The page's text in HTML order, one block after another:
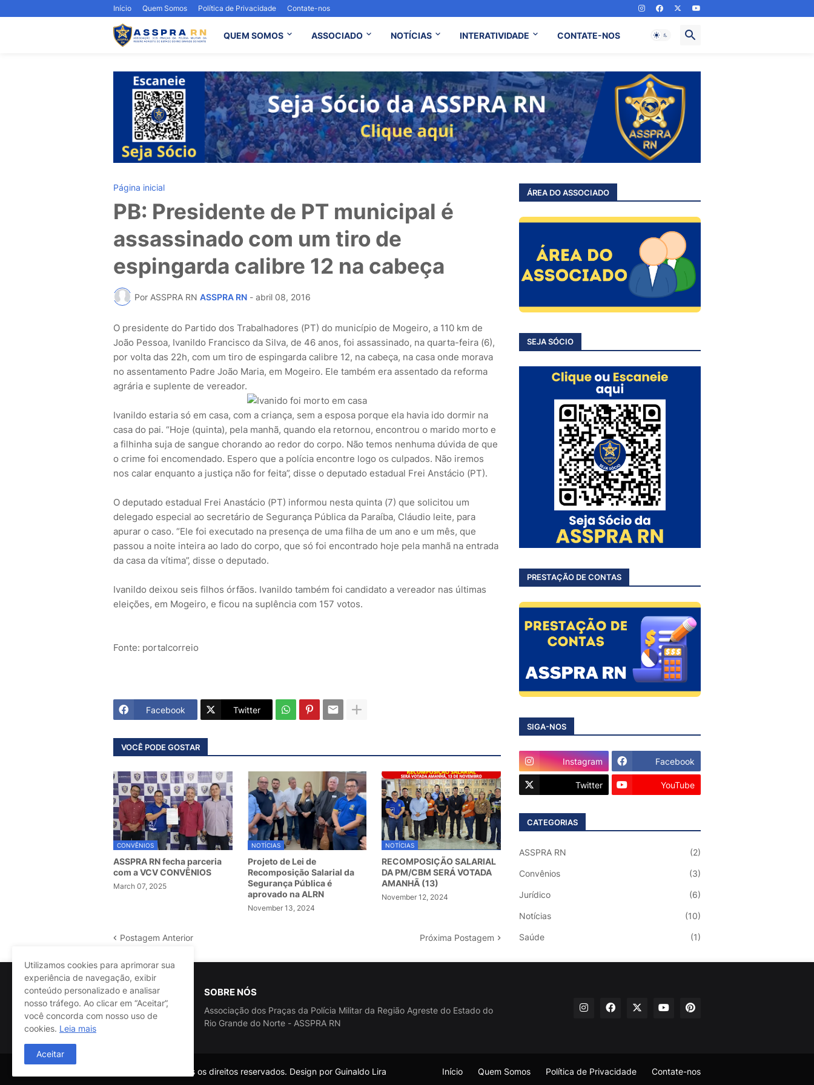
Início Quem Somos Política de Privacidade Contate-nos
QUEM SOMOS ASSOCIADO NOTÍCIAS INTERATIVIDADE CONTATE-NOS
Página inicial
PB: Presidente de PT municipal é
assassinado com um tiro de
espingarda calibre 12 na cabeça
Por ASSPRA RN ASSPRA RN - abril 08, 2016
O presidente do Partido dos Trabalhadores (PT) do município de Mogeiro, a 110 km de
João Pessoa, Ivanildo Francisco da Silva, de 46 anos, foi assassinado, na quarta-feira (6),
por volta das 22h, com um tiro de espingarda calibre 12, na cabeça, na casa onde morava
no assentamento Padre João Maria, em Mogeiro. Ele também era assentado da reforma
agrária e suplente de vereador.
Ivanildo estaria só em casa, com a criança, sem a esposa porque ela havia ido dormir na
casa do pai. “Hoje (quinta), pela manhã, quando ela retornou, encontrou o marido morto e
a filhinha suja de sangue chorando ao redor do corpo. Não temos nenhuma dúvida de que
o crime foi encomendado. Espero que a polícia encontre logo os culpados. Não iremos
nos calar enquanto a justiça não for feita”, disse o deputado estadual Frei Anstácio (PT).
O deputado estadual Frei Anastácio (PT) informou nesta quinta (7) que solicitou um
delegado especial ao secretário de Segurança Pública da Paraíba, Cláudio leite, para
apurar o caso. “Ele foi executado na presença de uma filha de um ano e um mês, que
passou a noite inteira ao lado do corpo, que só foi encontrado hoje pela manhã na entrada
da casa da vítima”, disse o deputado.
Ivanildo deixou seis filhos órfãos. Ivanildo também foi candidato a vereador nas últimas
eleições, em Mogeiro, e ficou na suplência com 157 votos.
Fonte: portalcorreio
Facebook Twitter
VOCÊ PODE GOSTAR
CONVÊNIOS
ASSPRA RN fecha parceria
com a VCV CONVÊNIOS
March 07, 2025
NOTÍCIAS
Projeto de Lei de
Recomposição Salarial da
Segurança Pública é
aprovado na ALRN
November 13, 2024
NOTÍCIAS
RECOMPOSIÇÃO SALARIAL
DA PM/CBM SERÁ VOTADA
AMANHÃ (13)
November 12, 2024
Postagem Anterior Próxima Postagem
ÁREA DO ASSOCIADO
SEJA SÓCIO
PRESTAÇÃO DE CONTAS
SIGA-NOS
Instagram Facebook
Twitter YouTube
CATEGORIAS
ASSPRA RN (2)
Convênios (3)
Jurídico (6)
Notícias (10)
Saúde (1)
SOBRE NÓS
Associação dos Praças da Polícia Militar da Região Agreste do Estado do
Rio Grande do Norte - ASSPRA RN
@ASSPRA RN Todos os direitos reservados. Design por Guinaldo Lira Início Quem Somos Política de Privacidade Contate-nos
Utilizamos cookies para aprimorar sua
experiência de navegação, exibir
conteúdo personalizado e analisar
nosso tráfego. Ao clicar em “Aceitar”,
você concorda com nosso uso de
cookies. Leia mais
Aceitar